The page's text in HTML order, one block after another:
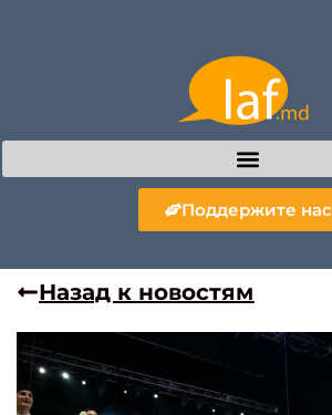
Поддержите нас
Назад к новостям